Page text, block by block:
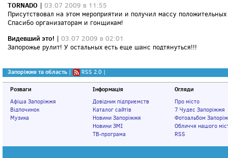
TORNADO | 03.07 2009 в 11:55
Присутствовал на этом мероприятии и получил массу
Спасибо организаторам и гонщикам!
Видевший это! | 03.07 2009 в 02:01
Запорожье рулит! У остальных есть еще шанс подтянуться!!!
Запоріжжя та область | RSS 2.0 |
Розваги
Афіша Запоріжжя
Відпочинок
Музика
Інформація
Довідник підприємств
Каталог сайтів
Новини Запоріжжя
Новини ЗМІ
ТВ-програма
Огляди
Про місто
7 Чудес Запоріжжя
Фотоальбом
Обличчя нашого
RSS